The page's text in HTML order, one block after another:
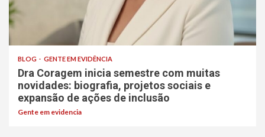
BLOG GENTE EM EVIDÊNCIA
Dra Coragem inicia semestre com muitas
novidades: biografia, projetos sociais e
expansão de ações de inclusão
Gente em evidencia